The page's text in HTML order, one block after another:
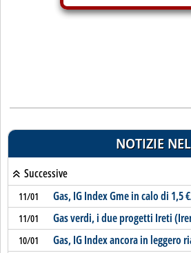
NOTIZIE
Successive
11/01 Gas, IG Index Gme in calo di 1,5
11/01 Gas verdi, i due progetti Ireti
10/01 Gas, IG Index ancora in leggero